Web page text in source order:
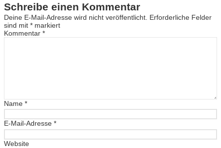
Schreibe einen Kommentar
Deine E-Mail-Adresse wird nicht veröffentlicht. Erforderliche Felder
sind mit * markiert
Kommentar *
Name *
E-Mail-Adresse *
Website